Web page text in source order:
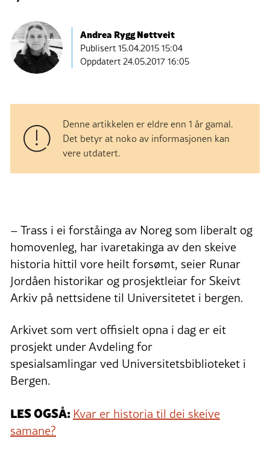
Andrea Rygg Nøttveit
Publisert15.04.2015 15:04
Oppdatert 24.05.2017 16:05
Denne artikkelen er eldre enn 1 år gamal.
Det betyr at noko av informasjonen kan
vere utdatert.
– Trass i ei forståinga av Noreg som liberalt og
homovenleg, har ivaretakinga av den skeive
historia hittil vore heilt forsømt, seier Runar
Jordåen historikar og prosjektleiar for Skeivt
Arkiv på nettsidene til Universitetet i bergen.
Arkivet som vert offisielt opna i dag er eit
prosjekt under Avdeling for
spesialsamlingar ved Universitetsbiblioteket i
Bergen.
LES OGSÅ: Kvar er historia til dei skeive
samane?